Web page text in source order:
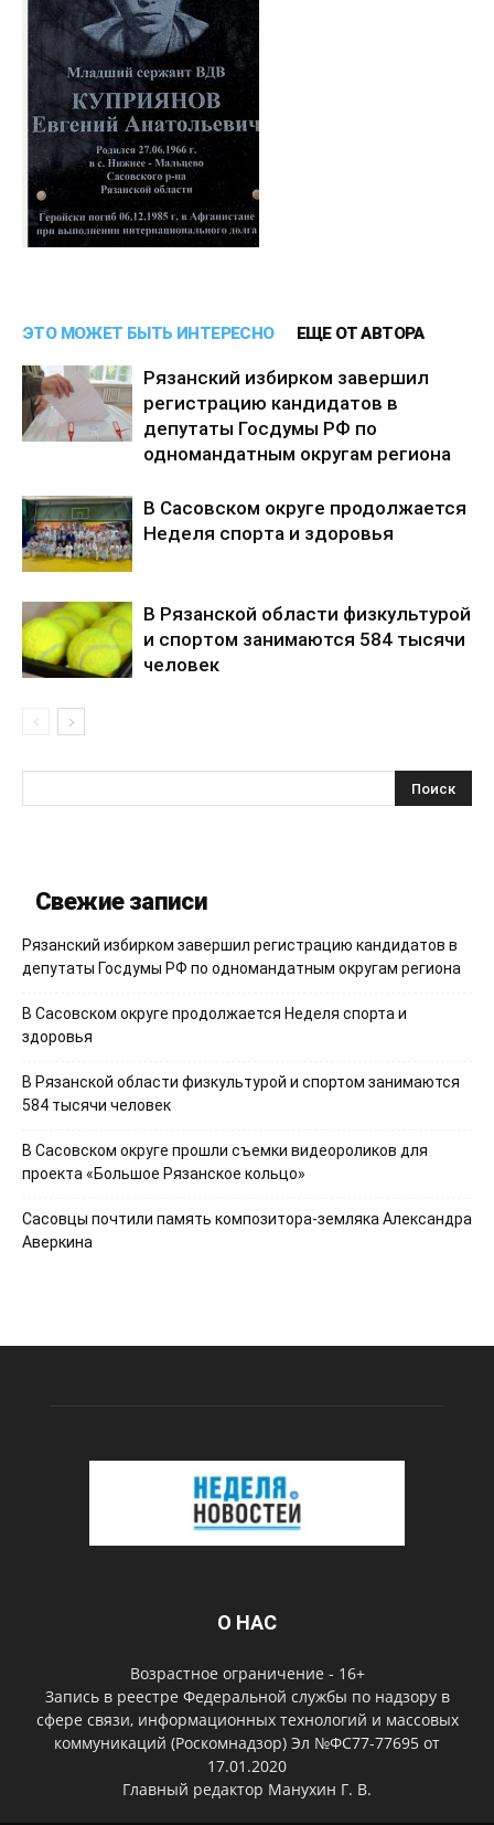
ЭТО МОЖЕТ БЫТЬ ИНТЕРЕСНО ЕЩЕ ОТ АВТОРА
Рязанский избирком завершил
регистрацию кандидатов в
депутаты Госдумы РФ по
одномандатным округам региона
В Сасовском округе продолжается
Неделя спорта и здоровья
В Рязанской области физкультурой
и спортом занимаются 584 тысячи
человек
Свежие записи
Рязанский избирком завершил регистрацию кандидатов в
депутаты Госдумы РФ по одномандатным округам региона
В Сасовском округе продолжается Неделя спорта и
здоровья
В Рязанской области физкультурой и спортом занимаются
584 тысячи человек
В Сасовском округе прошли съемки видеороликов для
проекта «Большое Рязанское кольцо»
Сасовцы почтили память композитора-земляка Александра
Аверкина
О НАС
Возрастное ограничение - 16+
Запись в реестре Федеральной службы по надзору в
сфере связи, информационных технологий и массовых
коммуникаций (Роскомнадзор) Эл №ФС77-77695 от
17.01.2020
Главный редактор Манухин Г. В.